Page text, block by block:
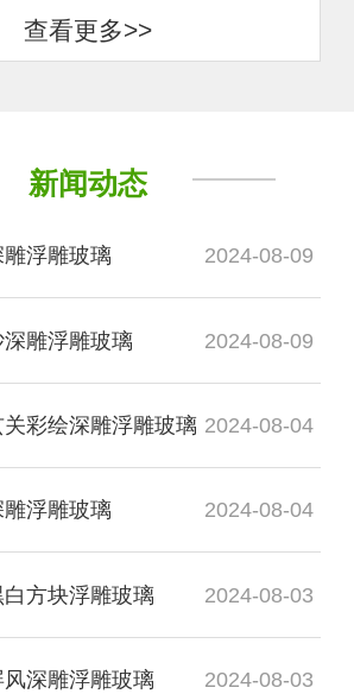
查看更多>>
新闻动态
浮雕玻璃 2024-08-09
雕浮雕玻璃 2024-08-09
彩绘深雕浮雕玻璃 2024-08-04
浮雕玻璃 2024-08-04
方块浮雕玻璃 2024-08-03
深雕浮雕玻璃 2024-08-03